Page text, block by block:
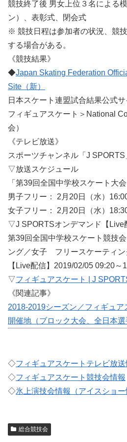
競技終了後 男女上位３名による
ン）、表彰式、閉会式
※ 競技日程は参加者の状況、競
する場合がある。
《競技結果》
◆Japan Skating Federation
Site（新）
日本スケート連盟試合結果公式サ
フィギュアスケート＞National
会）
《テレビ放送》
スポーツチャンネル「J SPORTS
▽放送スケジュール
「第39回全国中学校スケート大
男子フリー： 2月20日（水）
女子フリー： 2月20日（水）
▽J SPORTSオンデマンド【Live
第39回全国中学校スケート競技
ング／女子 フリースケーティン
【Live配信】2019/02/05 09:20～
▽フィギュアスケート | J
《関連記事》
2018-2019シーズン／フィギュア
開催地（ブロック大会、全日本選
◇フィギュアスケートテレビ放送
◇フィギュアスケート競技会情報
◇氷上演技会情報（アイスショー
総合競技会